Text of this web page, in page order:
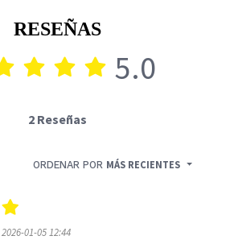
RESEÑAS
5.0
2 Reseñas
ORDENAR POR MÁS RECIENTES
01-05 12:44